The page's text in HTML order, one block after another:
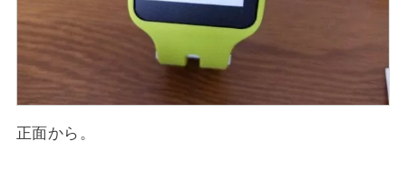
正面から。